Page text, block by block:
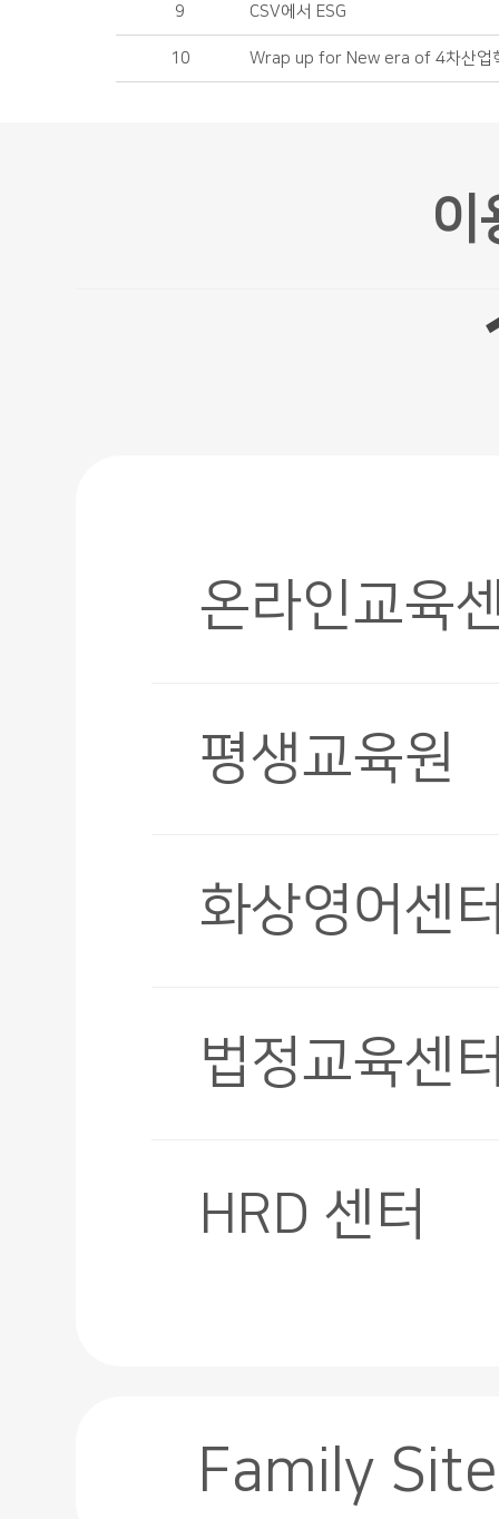
9 CSV에서 ESG
10 Wrap up for New era of 4차산업
이
온라인교육
평생교육원
화상영어센
법정교육센
HRD 센터
Family Site